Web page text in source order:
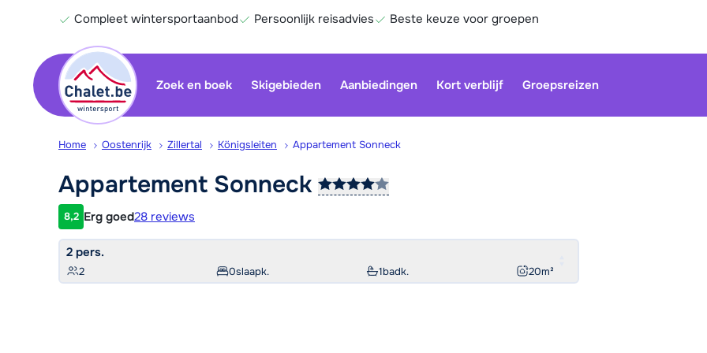
Compleet wintersportaanbod Persoonlijk reisadvies Beste keuze voor groepen
Zoek en boek Skigebieden Aanbiedingen Kort verblijf Groepsreizen
Home Oostenrijk Zillertal Königsleiten Appartement Sonneck
Appartement Sonneck
Klantwaardering
8,2 Erg goed28 reviews
2 pers.
2 0slaapk. 1badk. 20m²